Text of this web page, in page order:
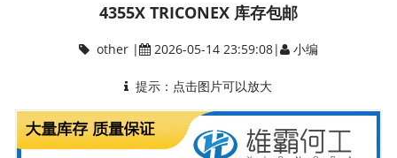
4355X TRICONEX 库存包邮
other| 2026-05-14 23:59:08| 小编
提示：点击图片可以放大